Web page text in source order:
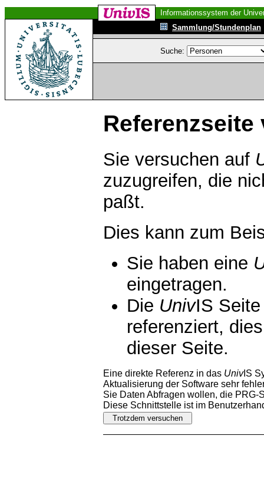
Informationssystem der
Sammlung/Stundenplan
Suche:
Referenzseite
Sie versuchen auf
zuzugreifen, die
paßt.
Dies kann zum
Sie haben eine
eingetragen.
Die UnivIS
referenziert,
dieser Seite.
Eine direkte Referenz in das UnivIS
Aktualisierung der Software sehr
Sie Daten Abfragen wollen, die PRG-
Diese Schnittstelle ist im